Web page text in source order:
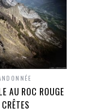
AU ROC ROUGE